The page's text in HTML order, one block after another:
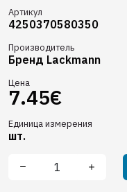
Артикул
4250370580350
Производитель
Бренд Lackmann
Цена
7.45€
Единица измерения
шт.